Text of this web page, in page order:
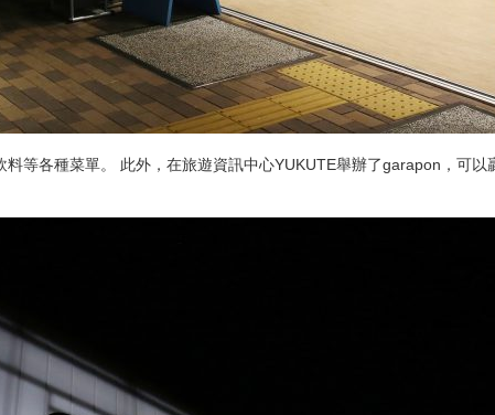
等各種菜單。 此外，在旅遊資訊中心YUKUTE舉辦了garapon，可